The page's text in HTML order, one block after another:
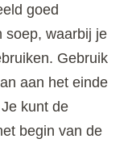
goed
soep, waarbij je
Gebruik
aan het einde
kunt de
begin van de